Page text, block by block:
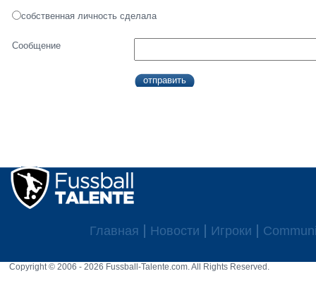
собственная личность сделала
Сообщение
Главная Новости Игроки
Copyright © 2006 - 2026 Fussball-Talente.com. All Rights Reserved.